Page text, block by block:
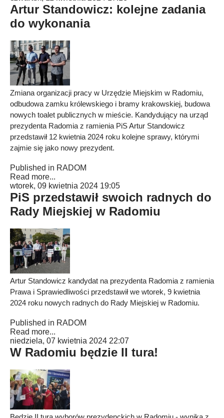
Artur Standowicz: kolejne zadania
do wykonania
Zmiana organizacji pracy w Urzędzie Miejskim w Radomiu,
odbudowa zamku królewskiego i bramy krakowskiej, budowa
nowych toalet publicznych w mieście. Kandydujący na urząd
prezydenta Radomia z ramienia PiS Artur Standowicz
przedstawił 12 kwietnia 2024 roku kolejne sprawy, którymi
zajmie się jako nowy prezydent.
Published in RADOM
Read more...
wtorek, 09 kwietnia 2024 19:05
PiS przedstawił swoich radnych do
Rady Miejskiej w Radomiu
Artur Standowicz kandydat na prezydenta Radomia z ramienia
Prawa i Sprawiedliwości przedstawił we wtorek, 9 kwietnia
2024 roku nowych radnych do Rady Miejskiej w Radomiu.
Published in RADOM
Read more...
niedziela, 07 kwietnia 2024 22:07
W Radomiu będzie II tura!